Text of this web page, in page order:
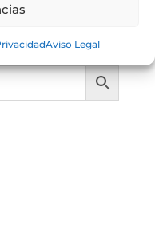
Aviso Legal